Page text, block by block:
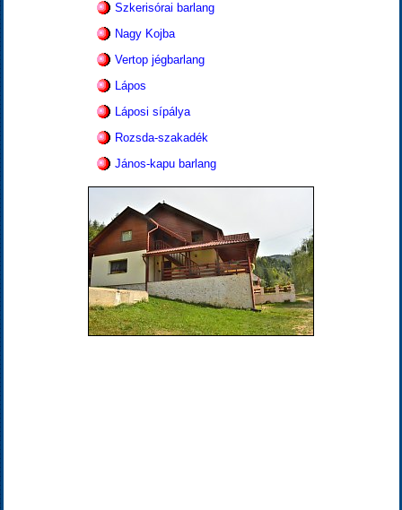
Szkerisórai barlang
Nagy Kojba
Vertop jégbarlang
Lápos
Láposi sípálya
Rozsda-szakadék
János-kapu barlang